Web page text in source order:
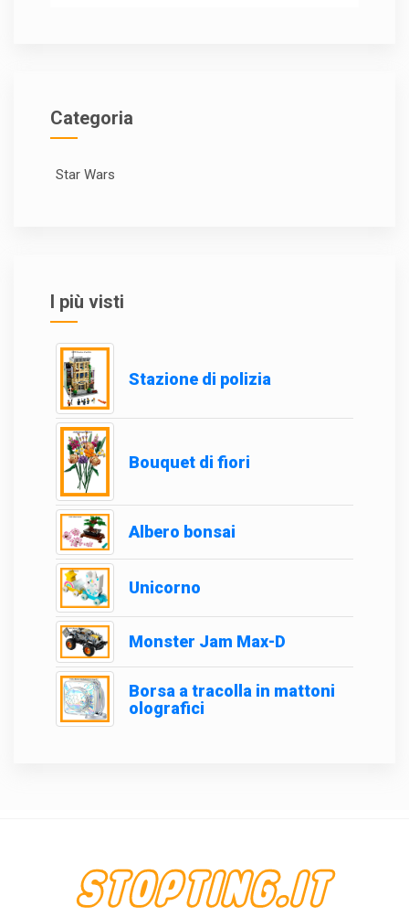
Categoria
Star Wars
I più visti
Stazione di polizia
Bouquet di fiori
Albero bonsai
Unicorno
Monster Jam Max-D
Borsa a tracolla in mattoni
olografici